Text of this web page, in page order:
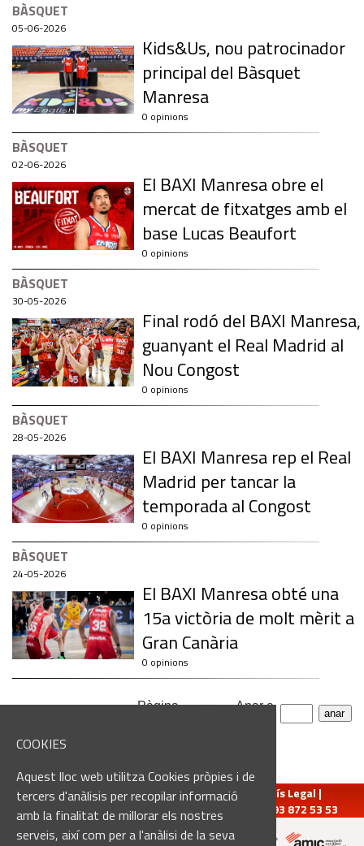
COOKIES
Aquest lloc web utilitza Cookies pròpies i de
tercers d'anàlisis per recopilar informació
amb la finalitat de millorar els nostres
serveis, així com per a l'anàlisi de la seva
BÀSQUET
05-06-2026
Kids&Us, nou patrocinador
principal del Bàsquet
Manresa
0 opinions
BÀSQUET
02-06-2026
El BAXI Manresa obre el
mercat de fitxatges amb el
base Lucas Beaufort
0 opinions
BÀSQUET
30-05-2026
Final rodó del BAXI Manresa,
guanyant el Real Madrid al
Nou Congost
0 opinions
BÀSQUET
28-05-2026
El BAXI Manresa rep el Real
Madrid per tancar la
temporada al Congost
0 opinions
BÀSQUET
24-05-2026
El BAXI Manresa obté una
15a victòria de molt mèrit a
Gran Canària
0 opinions
Pàgina
Anar a
redaccio@manresadiari.cat|Qui som Avís Legal |
Pompeu Fabra, 7-13, 08240-Manresa | Tel.: 93 872 53 53